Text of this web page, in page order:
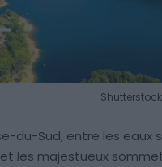
du-Sud, entre les eaux
et les majestueux